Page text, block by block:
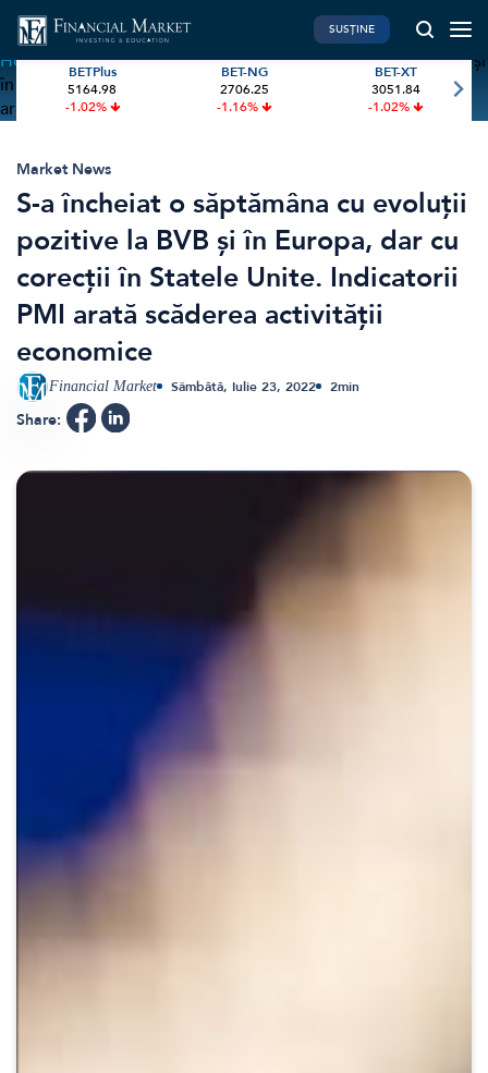
Home»S-a încheiat o săptămâna cu evoluții pozitive la BVB și
în Europa, dar cu corecții în Statele Unite. Indicatorii PMI
arată scăderea activității economice
PIATA DE CAPITAL
Investiții
International
BVB Recap
Bursa
Acțiunea Zilei
Brokeri
FINANTE PERSONALE
Pensie & taxe
Credite
Asigurari
Start-Up
FINTECH
Digital Trends
Renewable Energy
SUSȚINE
BETPlus
5164.98
-1.02%
BET-NG
2706.25
-1.16%
BET-XT
3051.84
-1.02%
Market News
S-a încheiat o săptămâna cu evoluții
pozitive la BVB și în Europa, dar cu
corecții în Statele Unite. Indicatorii
PMI arată scăderea activității
economice
Financial Market Sâmbătă, Iulie 23, 2022 2min
Share: